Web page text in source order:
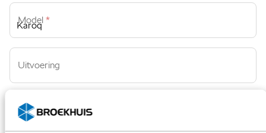
Model *
Uitvoering
Opmerking/vraag